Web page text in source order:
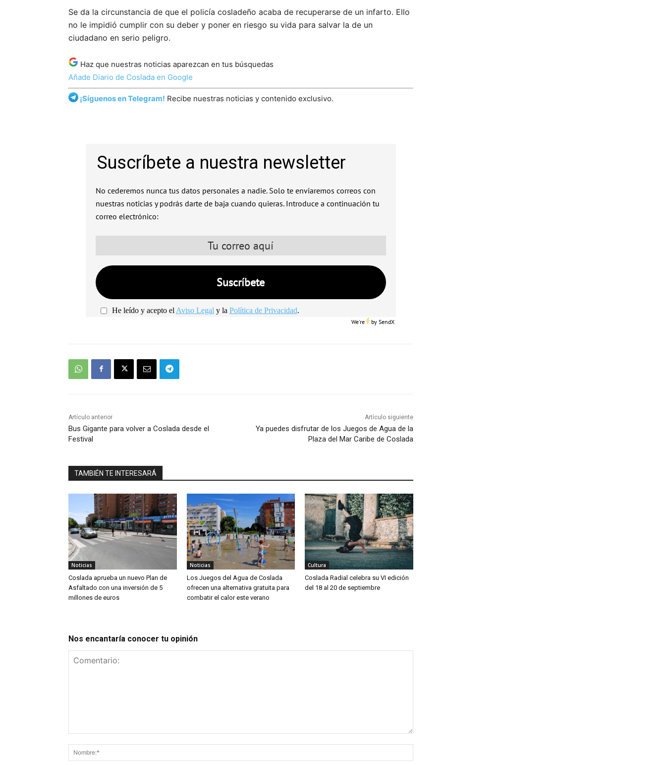
Se da la circunstancia de que el policía cosladeño acaba de recuperarse de un infarto. Ello
no le impidió cumplir con su deber y poner en riesgo su vida para salvar la de un
ciudadano en serio peligro.
Haz que nuestras noticias aparezcan en tus búsquedas
Añade Diario de Coslada en Google
¡Síguenos en Telegram! Recibe nuestras noticias y contenido exclusivo.
Suscríbete a nuestra newsletter
No cederemos nunca tus datos personales a nadie. Solo te enviaremos correos con
nuestras noticias y podrás darte de baja cuando quieras. Introduce a continuación tu
correo electrónico:
He leído y acepto el Aviso Legal y la Política de Privacidad.
We're bySendX
Artículo anterior
Bus Gigante para volver a Coslada desde el
Festival
Artículo siguiente
Ya puedes disfrutar de los Juegos de Agua de la
Plaza del Mar Caribe de Coslada
TAMBIÉN TE INTERESARÁ
Noticias
Coslada aprueba un nuevo Plan de
Asfaltado con una inversión de 5
millones de euros
Noticias
Los Juegos del Agua de Coslada
ofrecen una alternativa gratuita para
combatir el calor este verano
Cultura
Coslada Radial celebra su VI edición
del 18 al 20 de septiembre
Nos encantaría conocer tu opinión